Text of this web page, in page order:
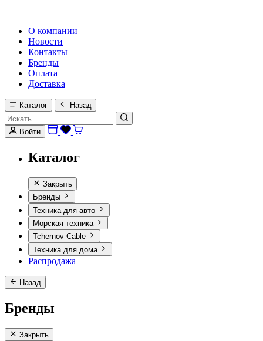
О компании
Новости
Контакты
Бренды
Оплата
Доставка
Каталог Назад
Войти
Каталог
Закрыть
Бренды
Техника для авто
Морская техника
Tchernov Cable
Техника для дома
Распродажа
Назад
Бренды
Закрыть